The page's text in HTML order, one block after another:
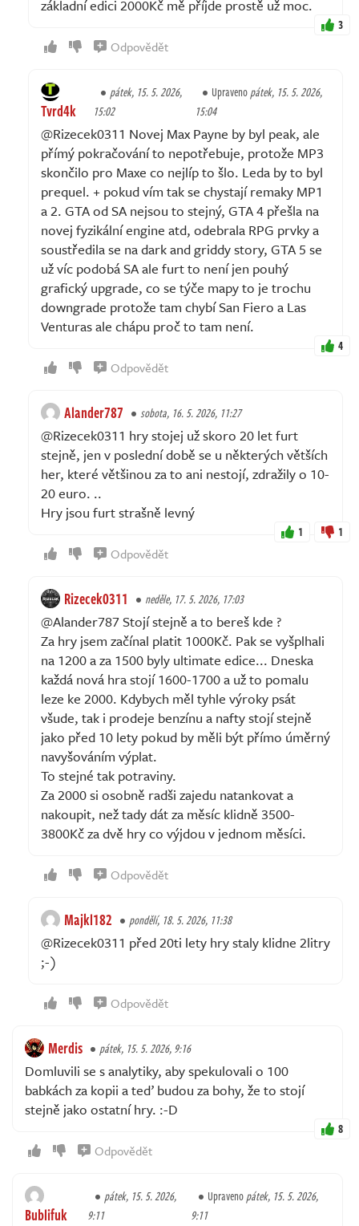
základní edici 2000Kč mě příjde prostě už moc.
3
Odpovědět
Tvrd4k
pátek, 15. 5. 2026,
15:02
Upravenopátek, 15. 5. 2026,
15:04
@Rizecek0311 Novej Max Payne by byl peak, ale
přímý pokračování to nepotřebuje, protože MP3
skončilo pro Maxe co nejlíp to šlo. Leda by to byl
prequel. + pokud vím tak se chystají remaky MP1
a 2. GTA od SA nejsou to stejný, GTA 4 přešla na
novej fyzikální engine atd, odebrala RPG prvky a
soustředila se na dark and griddy story, GTA 5 se
už víc podobá SA ale furt to není jen pouhý
grafický upgrade, co se týče mapy to je trochu
downgrade protože tam chybí San Fiero a Las
Venturas ale chápu proč to tam není.
4
Odpovědět
Alander787 sobota, 16. 5. 2026, 11:27
@Rizecek0311 hry stojej už skoro 20 let furt
stejně, jen v poslední době se u některých větších
her, které většinou za to ani nestojí, zdražily o 10-
20 euro. ..
Hry jsou furt strašně levný
1 1
Odpovědět
Rizecek0311 neděle, 17. 5. 2026, 17:03
@Alander787 Stojí stejně a to bereš kde ?
Za hry jsem začínal platit 1000Kč. Pak se vyšplhali
na 1200 a za 1500 byly ultimate edice... Dneska
každá nová hra stojí 1600-1700 a už to pomalu
leze ke 2000. Kdybych měl tyhle výroky psát
všude, tak i prodeje benzínu a nafty stojí stejně
jako před 10 lety pokud by měli být přímo úměrný
navyšováním výplat.
To stejné tak potraviny.
Za 2000 si osobně radši zajedu natankovat a
nakoupit, než tady dát za měsíc klidně 3500-
3800Kč za dvě hry co výjdou v jednom měsíci.
Odpovědět
Majkl182 pondělí, 18. 5. 2026, 11:38
@Rizecek0311 před 20ti lety hry staly klidne 2litry
;-)
Odpovědět
Merdis pátek, 15. 5. 2026, 9:16
Domluvili se s analytiky, aby spekulovali o 100
babkách za kopii a teď budou za bohy, že to stojí
stejně jako ostatní hry. :⁠-⁠D
8
Odpovědět
Bublifuk
pátek, 15. 5. 2026,
9:11
Upravenopátek, 15. 5. 2026,
9:11